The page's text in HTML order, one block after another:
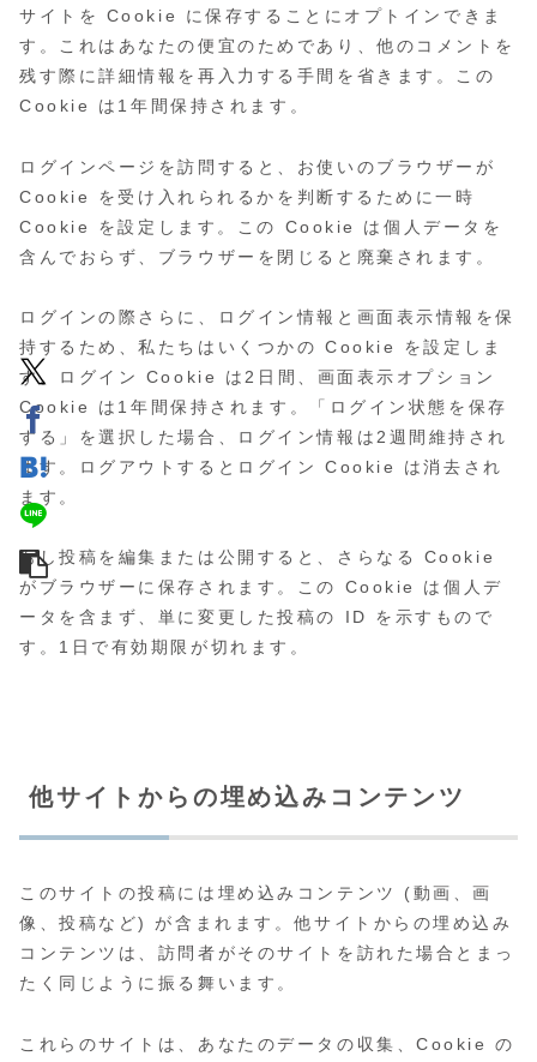
サイトを Cookie に保存することにオプトインできま
す。これはあなたの便宜のためであり、他のコメントを
残す際に詳細情報を再入力する手間を省きます。この
Cookie は1年間保持されます。
ログインページを訪問すると、お使いのブラウザーが
Cookie を受け入れられるかを判断するために一時
Cookie を設定します。この Cookie は個人データを
含んでおらず、ブラウザーを閉じると廃棄されます。
ログインの際さらに、ログイン情報と画面表示情報を保
持するため、私たちはいくつかの Cookie を設定しま
す。ログイン Cookie は2日間、画面表示オプション
Cookie は1年間保持されます。「ログイン状態を保存
する」を選択した場合、ログイン情報は2週間維持され
ます。ログアウトするとログイン Cookie は消去され
ます。
もし投稿を編集または公開すると、さらなる Cookie
がブラウザーに保存されます。この Cookie は個人デ
ータを含まず、単に変更した投稿の ID を示すもので
す。1日で有効期限が切れます。
他サイトからの埋め込みコンテンツ
このサイトの投稿には埋め込みコンテンツ (動画、画
像、投稿など) が含まれます。他サイトからの埋め込み
コンテンツは、訪問者がそのサイトを訪れた場合とまっ
たく同じように振る舞います。
これらのサイトは、あなたのデータの収集、Cookie の